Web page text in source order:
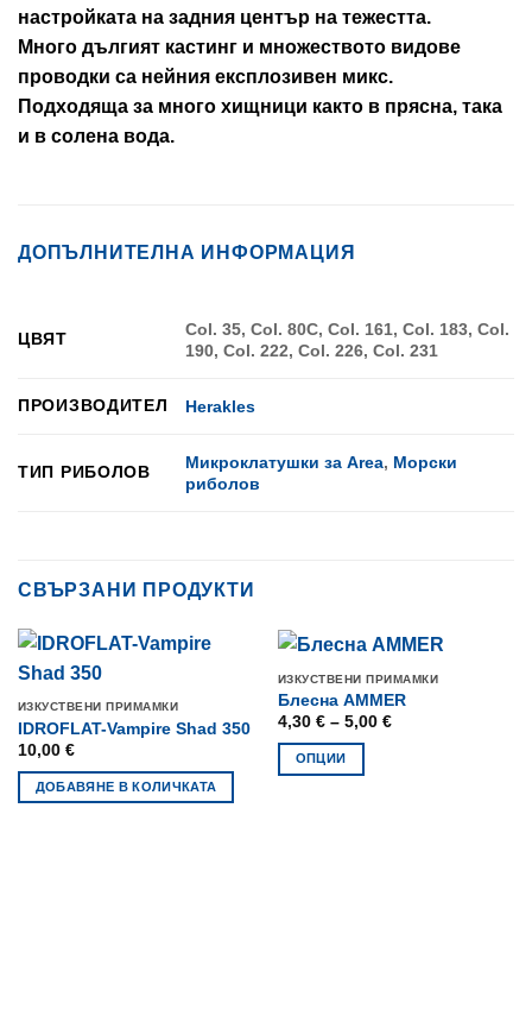
настройката на задния център на тежестта.
Много дългият кастинг и множеството видове
проводки са нейния експлозивен микс.
Подходяща за много хищници както в прясна, така
и в солена вода.
ДОПЪЛНИТЕЛНА ИНФОРМАЦИЯ
ЦВЯТ
Col. 35, Col. 80C, Col. 161, Col. 183, Col.
190, Col. 222, Col. 226, Col. 231
ПРОИЗВОДИТЕЛ Herakles
ТИП РИБОЛОВ Микроклатушки за Area, Морски
риболов
СВЪРЗАНИ ПРОДУКТИ
ИЗКУСТВЕНИ ПРИМАМКИ
IDROFLAT-Vampire Shad 350
10,00 €
ДОБАВЯНЕ В КОЛИЧКАТА
ИЗКУСТВЕНИ ПРИМАМКИ
Блесна AMMER
4,30 € – 5,00 €Price
ОПЦИИ